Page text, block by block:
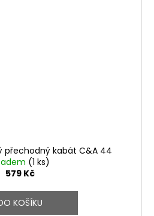
přechodný kabát C&A 44
(1 ks)
579 Kč
KOŠÍKU